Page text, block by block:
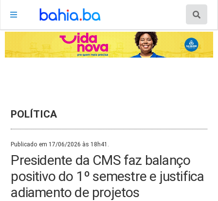
POLÍTICA
Publicado em 17/06/2026 às 18h41.
Presidente da CMS faz balanço
positivo do 1º semestre e justifica
adiamento de projetos